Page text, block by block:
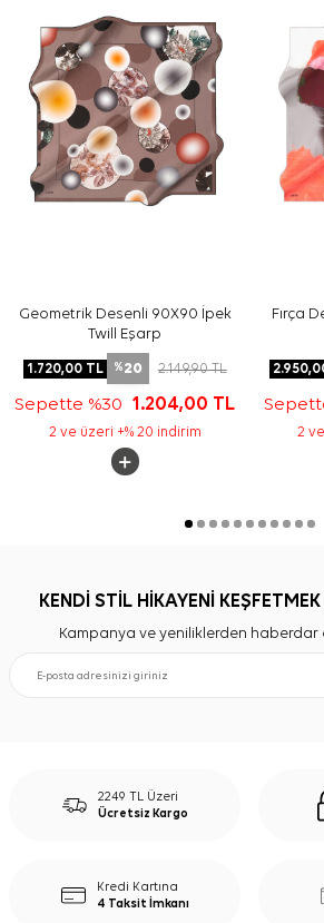
Sıkça Sorulan Sorular
Mavi İpek Tivil Kare Geometrik
ölçüdedir?
Bu ipek tivil eşarp hangi renklerden
Aker eşarp günlük kombinlerde
Geometrik desenli eşarp kimler için
Geometrik Desenli 90X90 İpek
Twill Eşarp
1.720,00TL %20 2.149,90TL
Sepette %30 1.204,00 TL
2 ve üzeri +% 20 indirim
Fırça
2
KENDİ STİL HİKAYENİ
Kampanya ve yeniliklerden haberdar
2249 TL Üzeri
Ücretsiz Kargo
Kredi Kartına
4 Taksit İmkanı